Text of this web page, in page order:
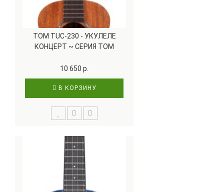
TOM TUC-230 - УКУЛЕЛЕ
КОНЦЕРТ ~ СЕРИЯ TOM
10 650 р.
В КОРЗИНУ